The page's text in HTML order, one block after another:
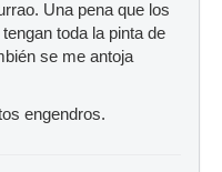
Una pena que los
toda la pinta de
se me antoja
engendros.